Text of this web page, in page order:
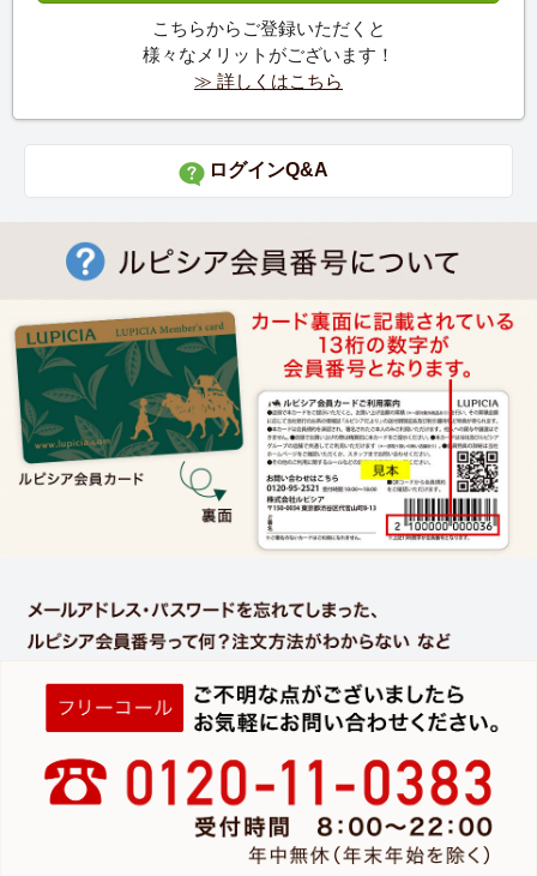
こちらからご登録いただくと
様々なメリットがございます！
≫ 詳しくはこちら